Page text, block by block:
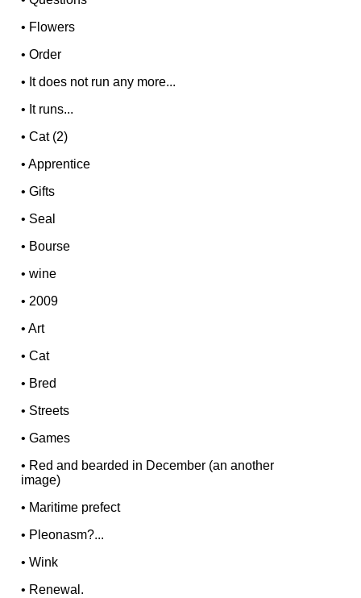
• Flowers
•Order
• It does not run any more...
• It runs...
•Cat (2)
•Apprentice
•Gifts
• Seal
• Bourse
•wine
•2009
•Art
•Cat
• Bred
• Streets
•Games
• Red and bearded in December (an another
image)
• Maritime prefect
• Pleonasm?...
•Wink
• Renewal.